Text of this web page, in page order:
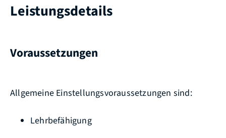
Leistungsdetails
Voraussetzungen
Allgemeine Einstellungsvoraussetzungen sind:
Lehrbefähigung